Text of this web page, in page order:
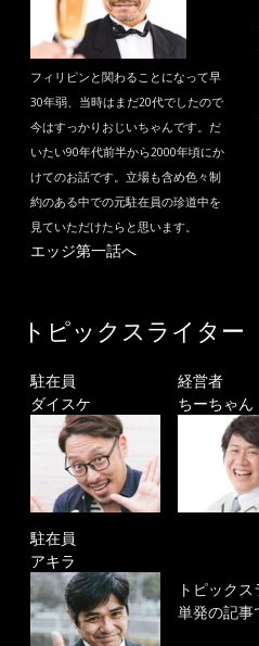
フィリピンと関わることになって早
30年弱、当時はまだ20代でしたので
今はすっかりおじいちゃんです。だ
いたい90年代前半から2000年頃にか
けてのお話です。立場も含め色々制
約のある中での元駐在員の珍道中を
見ていただけたらと思います。
エッジ第一話へ
トピックスライター
駐在員
ダイスケ
経営者
ちーちゃん
駐在員
アキラ
トピック
単発の記事